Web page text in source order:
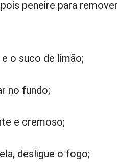
peneire para remover
o suco de limão;
no fundo;
e cremoso;
desligue o fogo;